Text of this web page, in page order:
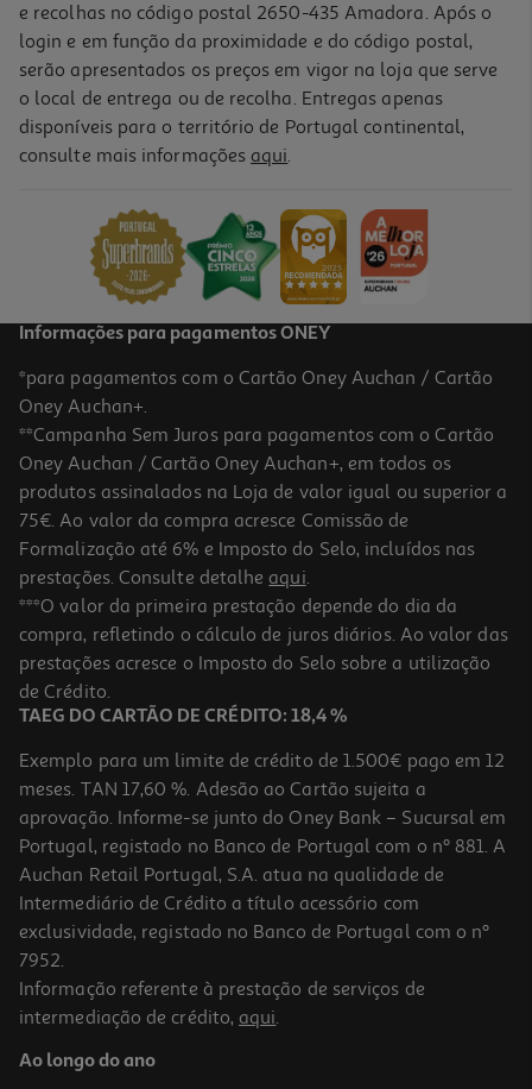
e recolhas no código postal 2650-435 Amadora. Após o
login e em função da proximidade e do código postal,
serão apresentados os preços em vigor na loja que serve
o local de entrega ou de recolha. Entregas apenas
disponíveis para o território de Portugal continental,
consulte mais informações aqui.
Informações para pagamentos ONEY
*para pagamentos com o Cartão Oney Auchan / Cartão
Oney Auchan+.
**Campanha Sem Juros para pagamentos com o Cartão
Oney Auchan / Cartão Oney Auchan+, em todos os
produtos assinalados na Loja de valor igual ou superior a
75€. Ao valor da compra acresce Comissão de
Formalização até 6% e Imposto do Selo, incluídos nas
prestações. Consulte detalhe aqui.
***O valor da primeira prestação depende do dia da
compra, refletindo o cálculo de juros diários. Ao valor das
prestações acresce o Imposto do Selo sobre a utilização
de Crédito.
TAEG DO CARTÃO DE CRÉDITO: 18,4 %
Exemplo para um limite de crédito de 1.500€ pago em 12
meses. TAN 17,60 %. Adesão ao Cartão sujeita a
aprovação. Informe-se junto do Oney Bank – Sucursal em
Portugal, registado no Banco de Portugal com o nº 881. A
Auchan Retail Portugal, S.A. atua na qualidade de
Intermediário de Crédito a título acessório com
exclusividade, registado no Banco de Portugal com o nº
7952.
Informação referente à prestação de serviços de
intermediação de crédito, aqui.
Ao longo do ano